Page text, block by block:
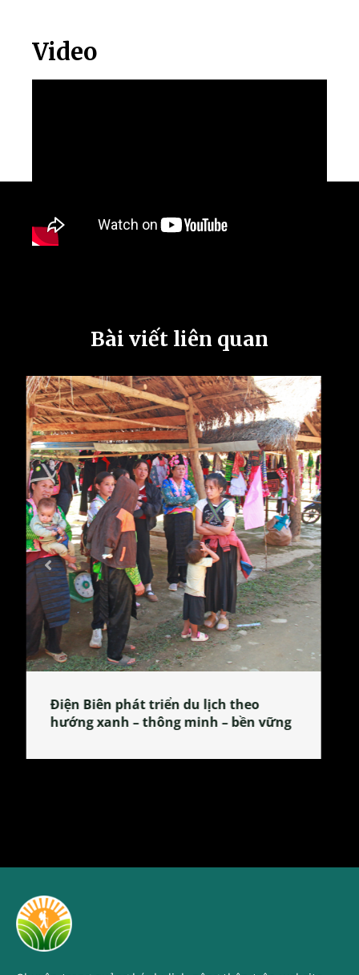
Video
Bài viết liên quan
Làng làm bánh tẻ Phú Nhi – nơi lan
tỏa đặc sản xứ Đoài